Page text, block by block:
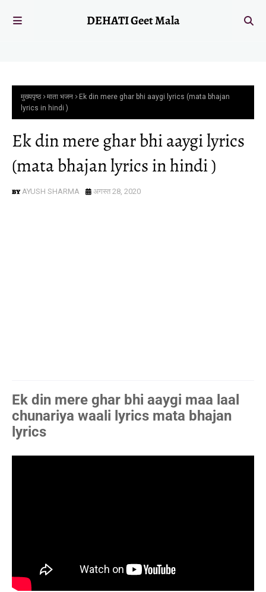
DEHATI Geet Mala
मुख्यपृष्ठ माता भजन
Ek din mere ghar bhi aaygi lyrics (mata bhajan
lyrics in hindi )
Ek din mere ghar bhi aaygi lyrics
(mata bhajan lyrics in hindi )
AYUSH SHARMA अगस्त 28, 2020
Ek din mere ghar bhi aaygi maa laal
chunariya waali lyrics mata bhajan
lyrics